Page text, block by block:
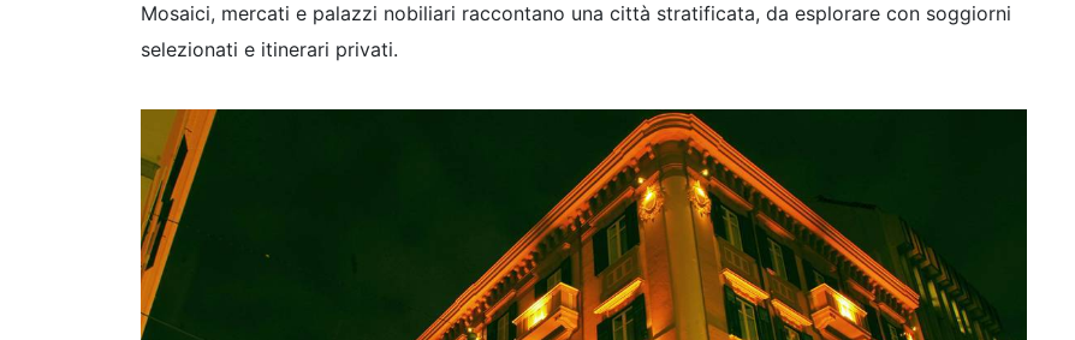
Mosaici, mercati e palazzi nobiliari raccontano una città stratificata, da esplorare con soggiorni
selezionati e itinerari privati.